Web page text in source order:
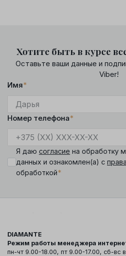
Хотите быть в курсе
Оставьте ваши данные и
Viber!
Имя*
Номер телефона*
Я даю согласие на обработку
данных и ознакомлен(а) с
обработкой*
DIAMANTE
Режим работы менеджера
пн-чт 9.00-18.00, пт 9.00-17.00, сб-вс